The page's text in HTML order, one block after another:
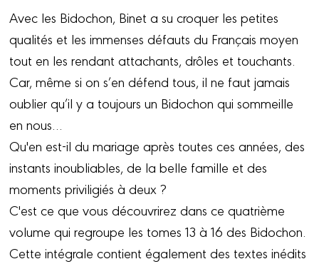
Avec les Bidochon, Binet a su croquer les petites
qualités et les immenses défauts du Français moyen
tout en les rendant attachants, drôles et touchants.
Car, même si on s’en défend tous, il ne faut jamais
oublier qu’il y a toujours un Bidochon qui sommeille
en nous…
Qu'en est-il du mariage après toutes ces années, des
instants inoubliables, de la belle famille et des
moments priviligiés à deux ?
C'est ce que vous découvrirez dans ce quatrième
volume qui regroupe les tomes 13 à 16 des Bidochon.
Cette intégrale contient également des textes inédits